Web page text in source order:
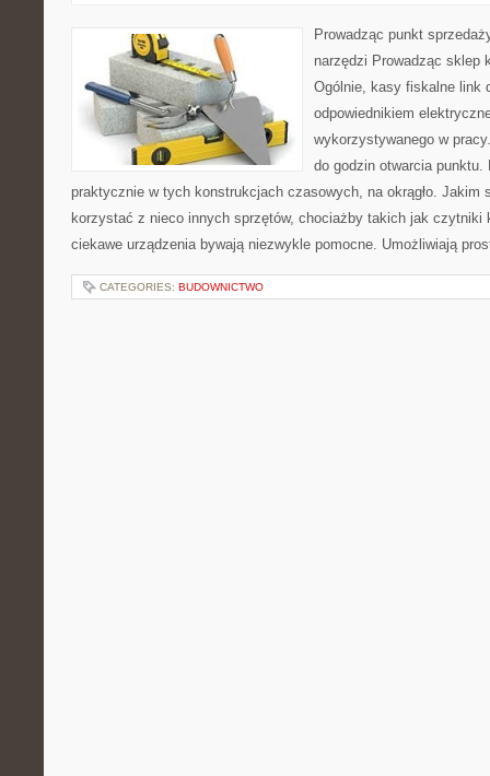
Prowadząc punkt
narzędzi Prowadząc sklep
Ogólnie, kasy fiskalne link
odpowiednikiem
wykorzystywanego w
do godzin otwarcia
praktycznie w tych konstrukcjach czasowych, na okrągło. Jakim
korzystać z nieco innych sprzętów, chociażby takich jak czytniki
ciekawe urządzenia bywają niezwykle pomocne. Umożliwiają
CATEGORIES: BUDOWNICTWO